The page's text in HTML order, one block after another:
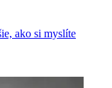
ako si myslíte